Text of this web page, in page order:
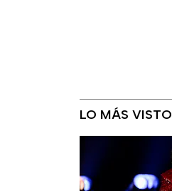
LO MÁS VISTO